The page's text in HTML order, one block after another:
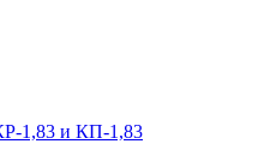
1,83 и КП-1,83